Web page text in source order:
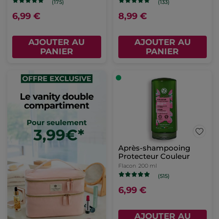
(175)
6,99 €
AJOUTER AU
PANIER
(133)
8,99 €
AJOUTER AU
PANIER
Après-shampooing
Protecteur Couleur
Flacon 200 ml
(515)
6,99 €
AJOUTER AU